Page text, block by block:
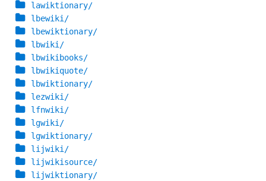
lawiktionary/
lbewiki/
lbewiktionary/
lbwiki/
lbwikibooks/
lbwikiquote/
lbwiktionary/
lezwiki/
lfnwiki/
lgwiki/
lgwiktionary/
lijwiki/
lijwikisource/
lijwiktionary/